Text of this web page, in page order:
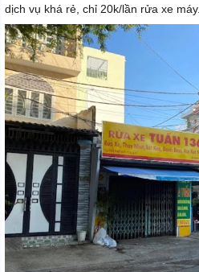
dịch vụ khá rẻ, chỉ 20k/lần rửa xe máy.